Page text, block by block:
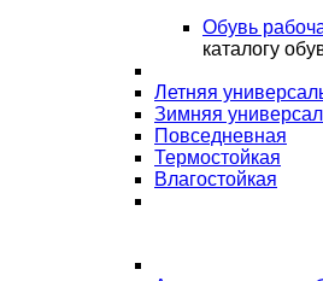
Обувь
каталогу
Летняя
Зимняя
Повседневная
Термостойкая
Влагостойкая